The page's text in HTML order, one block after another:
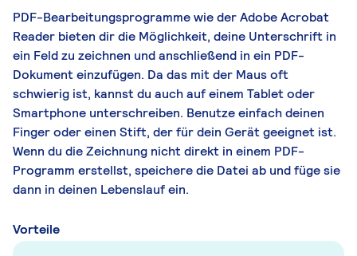
PDF-Bearbeitungsprogramme wie der Adobe Acrobat
Reader bieten dir die Möglichkeit, deine Unterschrift in
ein Feld zu zeichnen und anschließend in ein PDF-
Dokument einzufügen. Da das mit der Maus oft
schwierig ist, kannst du auch auf einem Tablet oder
Smartphone unterschreiben. Benutze einfach deinen
Finger oder einen Stift, der für dein Gerät geeignet ist.
Wenn du die Zeichnung nicht direkt in einem PDF-
Programm erstellst, speichere die Datei ab und füge sie
dann in deinen Lebenslauf ein.
Vorteile